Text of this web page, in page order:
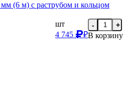
(6 м) с раструбом и кольцом
шт
4 745
₽
- +
В корзину